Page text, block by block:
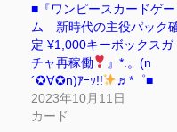
■『ワンピースカードゲー
ム 新時代の主役パック
定 ¥1,000キーボックスガ
チャ再稼働
』*.。(n
´✪∀✪n)ｱｰｯ!!
♬*゜■
2023年10月11日
カード